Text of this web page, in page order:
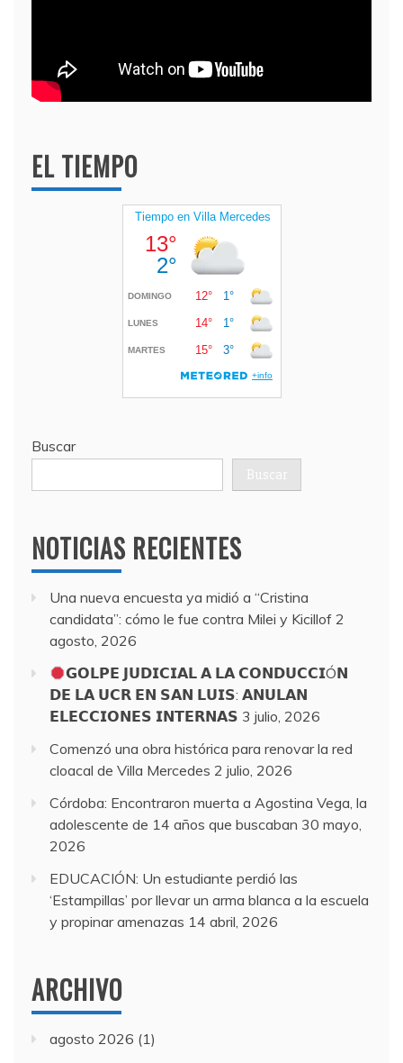
EL TIEMPO
Buscar
Buscar
NOTICIAS RECIENTES
Una nueva encuesta ya midió a “Cristina
candidata”: cómo le fue contra Milei y Kicillof 2
agosto, 2026
𝗚𝗢𝗟𝗣𝗘 𝗝𝗨𝗗𝗜𝗖𝗜𝗔𝗟 𝗔 𝗟𝗔 𝗖𝗢𝗡𝗗𝗨𝗖𝗖𝗜Ó𝗡
𝗗𝗘 𝗟𝗔 𝗨𝗖𝗥 𝗘𝗡 𝗦𝗔𝗡 𝗟𝗨𝗜𝗦: 𝗔𝗡𝗨𝗟𝗔𝗡
𝗘𝗟𝗘𝗖𝗖𝗜𝗢𝗡𝗘𝗦 𝗜𝗡𝗧𝗘𝗥𝗡𝗔𝗦 3 julio, 2026
Comenzó una obra histórica para renovar la red
cloacal de Villa Mercedes 2 julio, 2026
Córdoba: Encontraron muerta a Agostina Vega, la
adolescente de 14 años que buscaban 30 mayo,
2026
EDUCACIÓN: Un estudiante perdió las
‘Estampillas’ por llevar un arma blanca a la escuela
y propinar amenazas 14 abril, 2026
ARCHIVO
agosto 2026 (1)